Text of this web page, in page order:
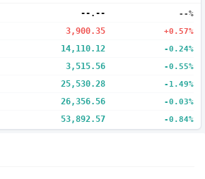
--.-- --%
3,900.35 +0.57%
14,110.12 -0.24%
3,515.56 -0.55%
25,530.28 -1.49%
26,356.56 -0.03%
53,892.57 -0.84%